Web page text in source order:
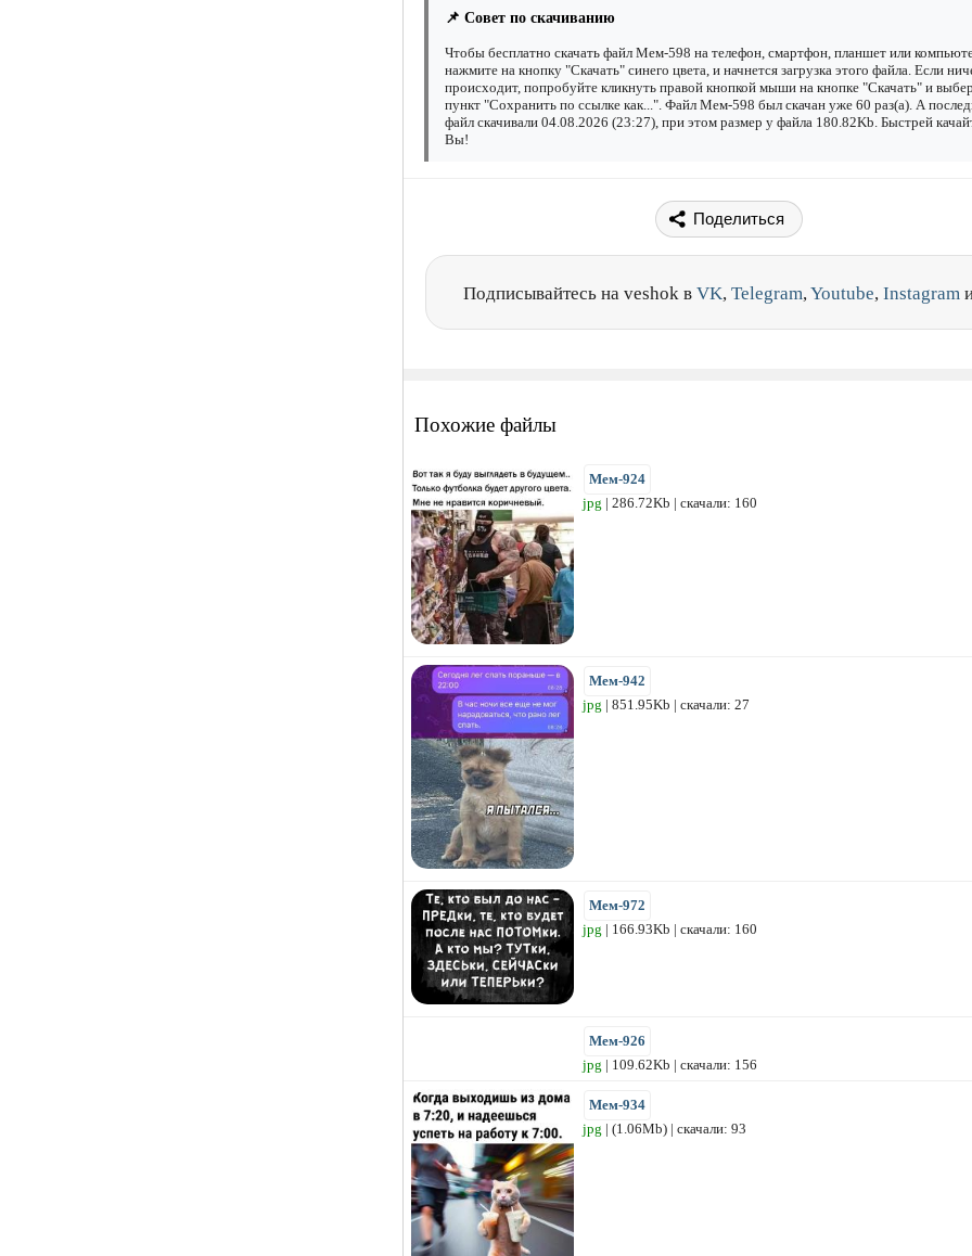
📌 Совет по скачиванию
Чтобы бесплатно скачать файл Мем-598 на телефон, смартфон, планшет или
нажмите на кнопку "Скачать" синего цвета, и начнется загрузка этого файла. Если
происходит, попробуйте кликнуть правой кнопкой мыши на кнопке "Скачать" и
пункт "Сохранить по ссылке как...". Файл Мем-598 был скачан уже 60 раз(а). А
файл скачивали 04.08.2026 (23:27), при этом размер у файла 180.82Kb. Быстрей
Вы!
Поделиться
Подписывайтесь на veshok в VK, Telegram,Youtube, Instagram
Похожие файлы
Мем-924
jpg | 286.72Kb | скачали: 160
Мем-942
jpg | 851.95Kb | скачали: 27
Мем-972
jpg | 166.93Kb | скачали: 160
Мем-926
jpg | 109.62Kb | скачали: 156
Мем-934
jpg | (1.06Mb) | скачали: 93